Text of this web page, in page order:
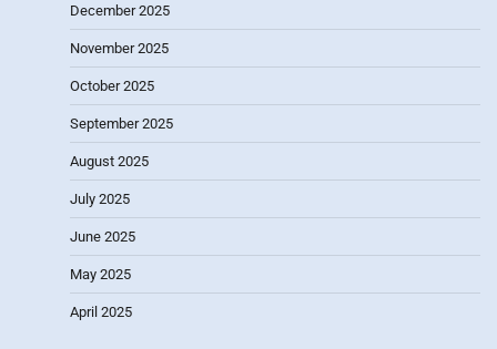
December 2025
November 2025
October 2025
September 2025
August 2025
July 2025
June 2025
May 2025
April 2025